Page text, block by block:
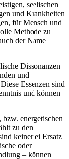
seelischen
und Krankheiten
für Mensch und
Methode zu
der Name
Dissonanzen
und
Essenzen sind
und können
energetischen
zu den
keinerlei Ersatz
oder
– können